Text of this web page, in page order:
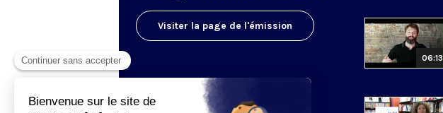
Visiter la page de l'émission
06:13